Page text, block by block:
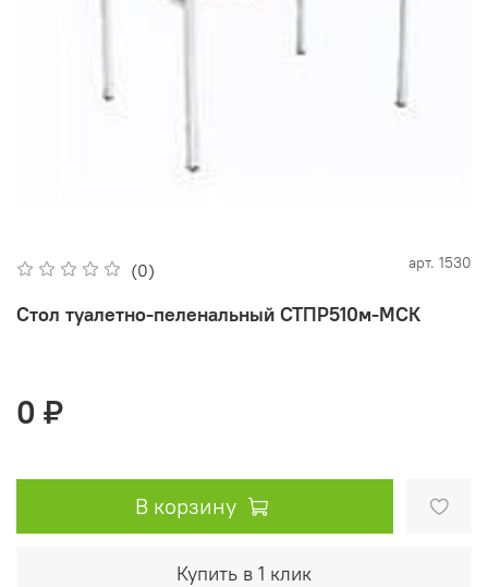
(0) арт. 1530
Стол туалетно-пеленальный СТПР510м-МСК
0 ₽
В корзину
Купить в 1 клик